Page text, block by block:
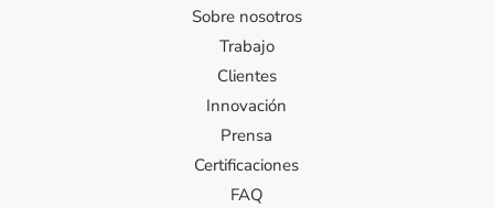
Sobre nosotros
Trabajo
Clientes
Innovación
Prensa
Certificaciones
FAQ